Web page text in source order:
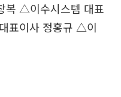
복 △이수시스템 대표
표이사 정홍규 △이